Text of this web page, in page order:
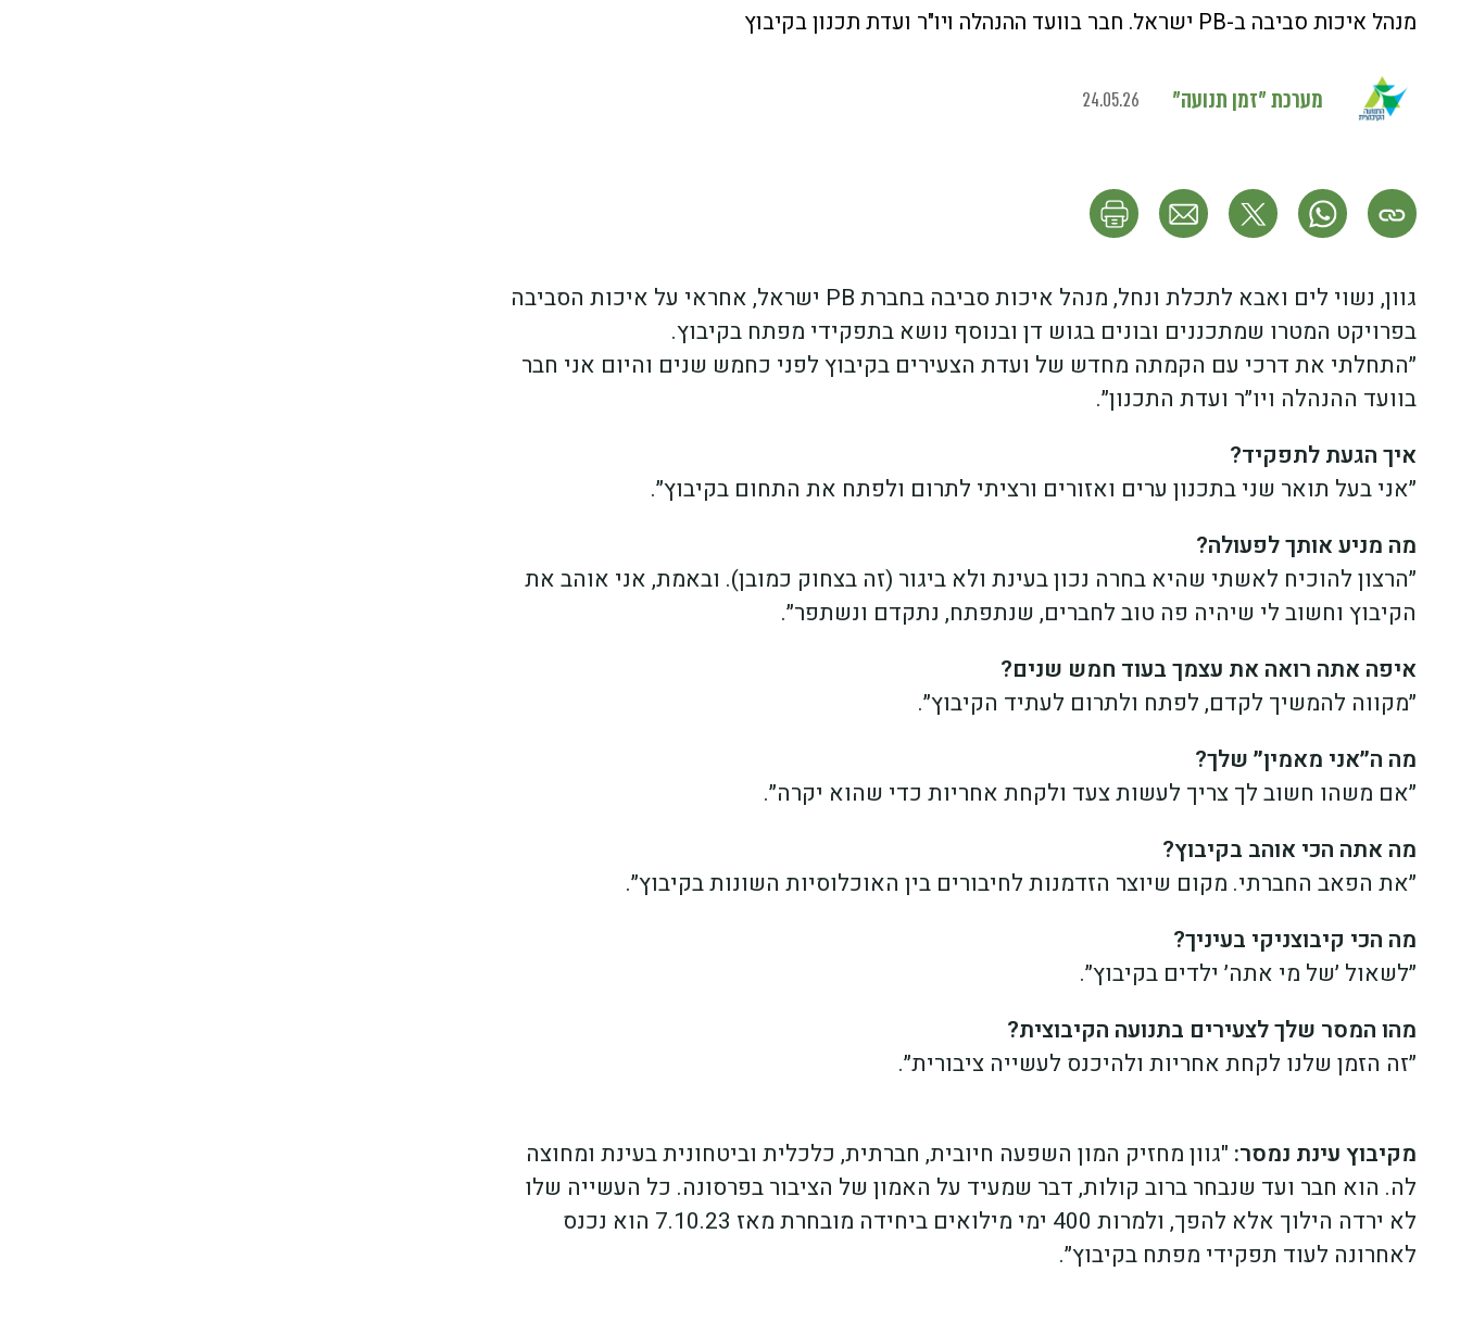
מנהל איכות סביבה ב-PB ישראל. חבר בוועד ההנהלה ויו"ר ועדת תכנון בקיבוץ
מערכת "זמן תנועה" 24.05.26
גוון, נשוי לים ואבא לתכלת ונחל, מנהל איכות סביבה בחברת PB ישראל, אחראי על איכות הסביבה
בפרויקט המטרו שמתכננים ובונים בגוש דן ובנוסף נושא בתפקידי מפתח בקיבוץ.
״התחלתי את דרכי עם הקמתה מחדש של ועדת הצעירים בקיבוץ לפני כחמש שנים והיום אני חבר
בוועד ההנהלה ויו״ר ועדת התכנון״.
איך הגעת לתפקיד?
״אני בעל תואר שני בתכנון ערים ואזורים ורציתי לתרום ולפתח את התחום בקיבוץ״.
מה מניע אותך לפעולה?
״הרצון להוכיח לאשתי שהיא בחרה נכון בעינת ולא ביגור (זה בצחוק כמובן). ובאמת, אני אוהב את
הקיבוץ וחשוב לי שיהיה פה טוב לחברים, שנתפתח, נתקדם ונשתפר״.
איפה אתה רואה את עצמך בעוד חמש שנים?
״מקווה להמשיך לקדם, לפתח ולתרום לעתיד הקיבוץ״.
מה ה״אני מאמין״ שלך?
״אם משהו חשוב לך צריך לעשות צעד ולקחת אחריות כדי שהוא יקרה״.
מה אתה הכי אוהב בקיבוץ?
״את הפאב החברתי. מקום שיוצר הזדמנות לחיבורים בין האוכלוסיות השונות בקיבוץ״.
מה הכי קיבוצניקי בעיניך?
״לשאול ׳של מי אתה׳ ילדים בקיבוץ״.
מהו המסר שלך לצעירים בתנועה הקיבוצית?
״זה הזמן שלנו לקחת אחריות ולהיכנס לעשייה ציבורית״.
מקיבוץ עינת נמסר: "גוון מחזיק המון השפעה חיובית, חברתית, כלכלית וביטחונית בעינת ומחוצה
לה. הוא חבר ועד שנבחר ברוב קולות, דבר שמעיד על האמון של הציבור בפרסונה. כל העשייה שלו
לא ירדה הילוך אלא להפך, ולמרות 400 ימי מילואים ביחידה מובחרת מאז 7.10.23 הוא נכנס
לאחרונה לעוד תפקידי מפתח בקיבוץ״.